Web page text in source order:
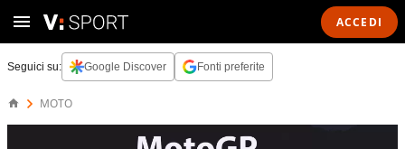
ACCEDI
Seguici su: Google Discover Fonti preferite
MOTO